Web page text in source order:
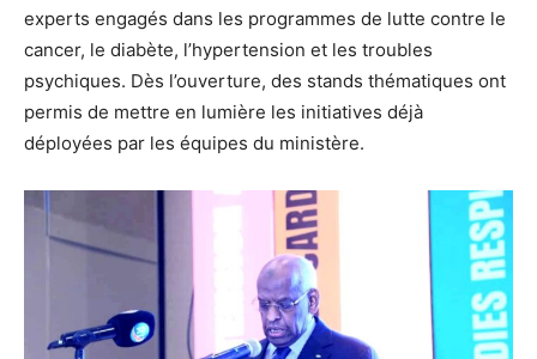
experts engagés dans les programmes de lutte contre le
cancer, le diabète, l’hypertension et les troubles
psychiques. Dès l’ouverture, des stands thématiques ont
permis de mettre en lumière les initiatives déjà
déployées par les équipes du ministère.